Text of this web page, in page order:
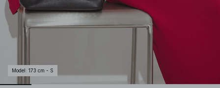
Model : 173 cm - S